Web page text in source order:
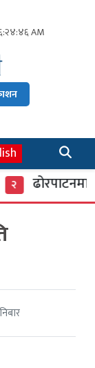
AM
ढोरपाटनमा